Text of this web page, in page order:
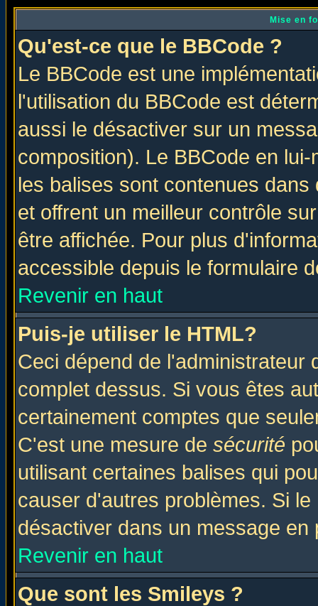
Mise en
Qu'est-ce que le BBCode ?
Le BBCode est une
l'utilisation du BBCode est
aussi le désactiver sur un
composition). Le BBCode en
les balises sont contenues
et offrent un meilleur contrôle
être affichée. Pour plus
accessible depuis le formulaire
Revenir en haut
Puis-je utiliser le HTML?
Ceci dépend de l'administrateur
complet dessus. Si vous êtes
certainement comptes que
C'est une mesure de sécurité
utilisant certaines balises qui
causer d'autres problèmes. Si
désactiver dans un message
Revenir en haut
Que sont les Smileys ?